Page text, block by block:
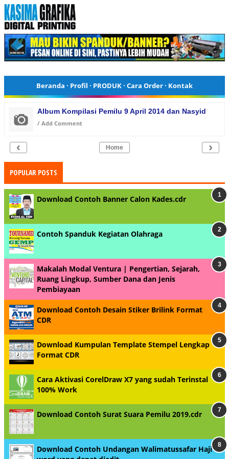
Beranda · Profil · PRODUK· Cara Order· Kontak
Album Kompilasi Pemilu 9 April 2014 dan Nasyid
/ Add Comment
‹ ›
Home
POPULAR POSTS
Download Contoh Banner Calon Kades.cdr
Contoh Spanduk Kegiatan Olahraga
Makalah Modal Ventura | Pengertian, Sejarah,
Ruang Lingkup, Sumber Dana dan Jenis
Pembiayaan
Download Contoh Desain Stiker Brilink Format
CDR
Download Kumpulan Template Stempel Lengkap
Format CDR
Cara Aktivasi CorelDraw X7 yang sudah Terinstal
100% Work
Download Contoh Surat Suara Pemilu 2019.cdr
Download Contoh Undangan Walimatussafar Haji